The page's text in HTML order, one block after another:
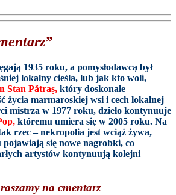
1935 roku, a pomysłodawcą był
lokalny cieśla, lub jak kto woli,
Stan Pătraș, który doskonale
życia marmaroskiej wsi i cech lokalnej
mistrza w 1977 roku, dzieło kontynuuje
któremu umiera się w 2005 roku. Na
rzec – nekropolia jest wciąż żywa,
pojawiają się nowe nagrobki, co
artystów kontynuują kolejni
na cmentarz